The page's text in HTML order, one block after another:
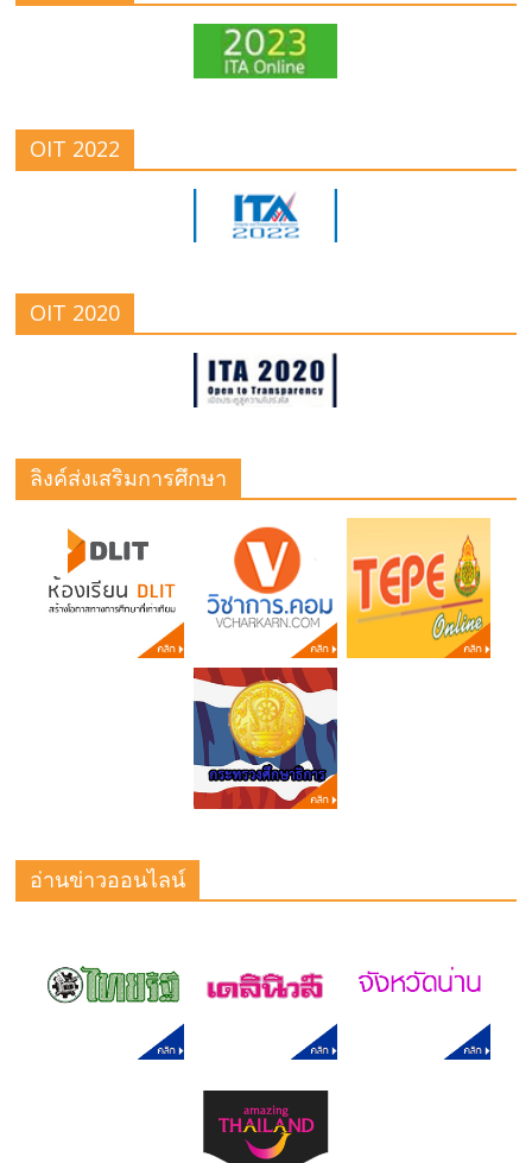
OIT 2022
OIT 2020
ลิงค์ส่งเสริมการศึกษา
อ่านข่าวออนไลน์